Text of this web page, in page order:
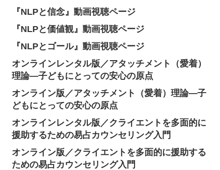
『NLPと信念』動画視聴ページ
『NLPと価値観』動画視聴ページ
『NLPとゴール』動画視聴ページ
オンラインレンタル版／アタッチメント（愛着）
理論―子どもにとっての安心の原点
オンライン版／アタッチメント（愛着）理論―子
どもにとっての安心の原点
オンラインレンタル版／クライエントを多面的に
援助するための易占カウンセリング入門
オンライン版／クライエントを多面的に援助する
ための易占カウンセリング入門